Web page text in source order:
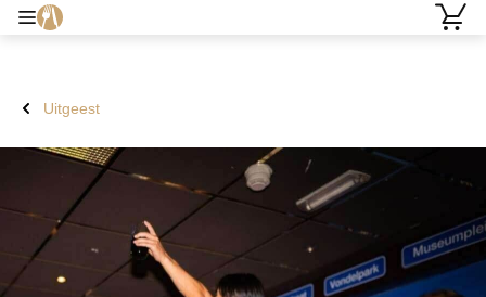
Uitgeest